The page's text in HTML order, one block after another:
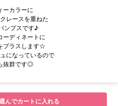
ーカラーに
レースを重ねた
ンプスです♪
ーディネートに
プラスします☆
になっているので
抜群です◎
んでカートに入れる